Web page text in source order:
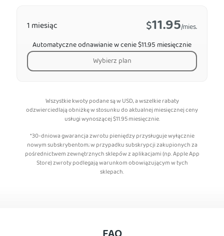
1 miesiąc $11.95/mies.
Automatyczne odnawianie w cenie $11.95 miesięcznie
Wybierz plan
Wszystkie kwoty podane są w USD, a wszelkie rabaty
odzwierciedlają obniżkę w stosunku do aktualnej miesięcznej ceny
usługi wynoszącej$11.95miesięcznie.
*30-dniowa gwarancja zwrotu pieniędzy przysługuje wyłącznie
nowym subskrybentom; w przypadku subskrypcji zakupionych za
pośrednictwem zewnętrznych sklepów z aplikacjami (np. Apple App
Store) zwroty podlegają warunkom obowiązującym w tych
sklepach.